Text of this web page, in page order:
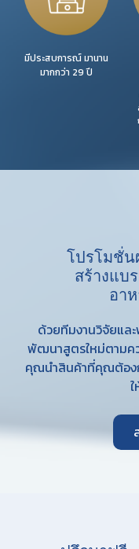
มีประสบการณ์ มานาน
มากกว่า 29 ปี
โปรโมชั่น
สร้างแบ
อา
ด้วยทีมงานวิจัยแล
พัฒนาสูตรใหม่ตามค
คุณนำสินค้าที่คุณต้องก